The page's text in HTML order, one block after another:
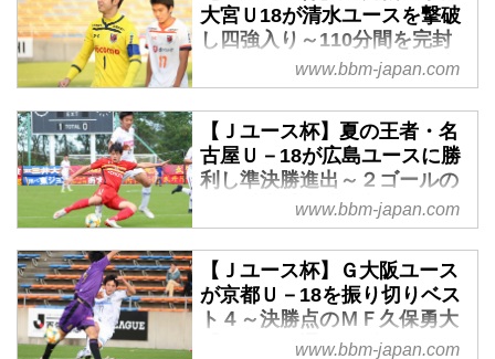
2011年大会以来２度目の優勝。
チームを勢いづける先制点を挙げ
たのは、高校から名古屋にやって
11月17日、2019Ｊユースカップ
（第27回Ｊリーグユース選手権大
会）決勝が福岡県北九州市のミク
ニワールドスタジアム北九州で行
なわれ、名古屋Ｕ－18が2011年
大会以来２度目となる優勝を達成
した。序盤はＧ大阪ユースに攻め
込まれた名古屋Ｕ－18だが、32
分にＭＦ榊原杏太がＰＫで先制点
歩が追加点を奪取。試合終了間際
にもＤＦ牛澤健と途中出場のＦＷ
松本皐誠が加点し、勝負を決め
大宮Ｕ18が清水ユースを撃破
し四強入り～110分間を完封
したＧＫ久保賢也「先に失点
しないことを意識した」 - ベ
ースボール・マガジン社WEB
高円宮杯プレミアリーグＥＡＳＴ
でも熱戦を繰り広げる両雄の対決
は、互いに90分間でゴールを奪う
ことができず、10分ハーフの延長
戦へと突入する。迎えた延長後半
の104分、ＤＦ福井啓太のパスを
受けたＦＷ山崎倫が右足で決勝ゴ
ールをスコア。清水ユースとの
110分間の激闘を制した大宮Ｕ18
www.bbm-japan.com
【Ｊユース杯】夏の王者・名
古屋Ｕ－18が広島ユースに勝
利し準決勝進出～２ゴールの
ＦＷ村上千歩「得点王を狙っ
ていきたい」 - ベースボー
ル・マガジン社WEB
高円宮杯プレミアリーグＷＥＳＴ
で戦う両者が、Ｊユースカップの
準々決勝で顔を合わせた。試合は
www.bbm-japan.com
【Ｊユース杯】Ｇ大阪ユース
が京都Ｕ－18を振り切りベス
ト４～決勝点のＭＦ久保勇大
「イメージ通りのゴール」 -
www.bbm-japan.com